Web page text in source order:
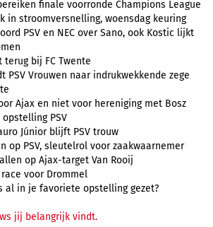
finale voorronde Champions League
in stroomversnelling, woensdag keuring
PSV en NEC over Sano, ook Kostic lijkt
terug bij FC Twente
PSV Vrouwen naar indrukwekkende zege
Ajax en niet voor hereniging met Bosz
PSV
Júnior blijft PSV trouw
op PSV, sleutelrol voor zaakwaarnemer
op Ajax-target Van Rooij
race voor Drommel
al in je favoriete opstelling gezet?
jij belangrijk vindt.